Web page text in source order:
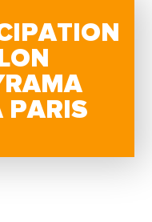
PARIS